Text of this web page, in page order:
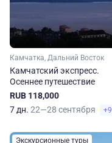
Камчатка, Дальний Восток
Камчатский экспресс.
Осеннее путешествие
RUB 118,000
7 дн. 22—28 сентября +9
Экскурсионные туры